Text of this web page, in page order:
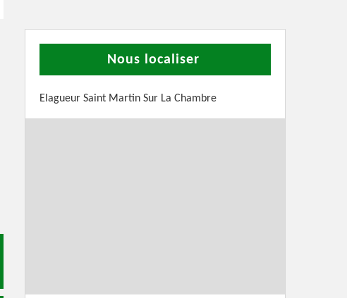
Nous localiser
Elagueur Saint Martin Sur La Chambre